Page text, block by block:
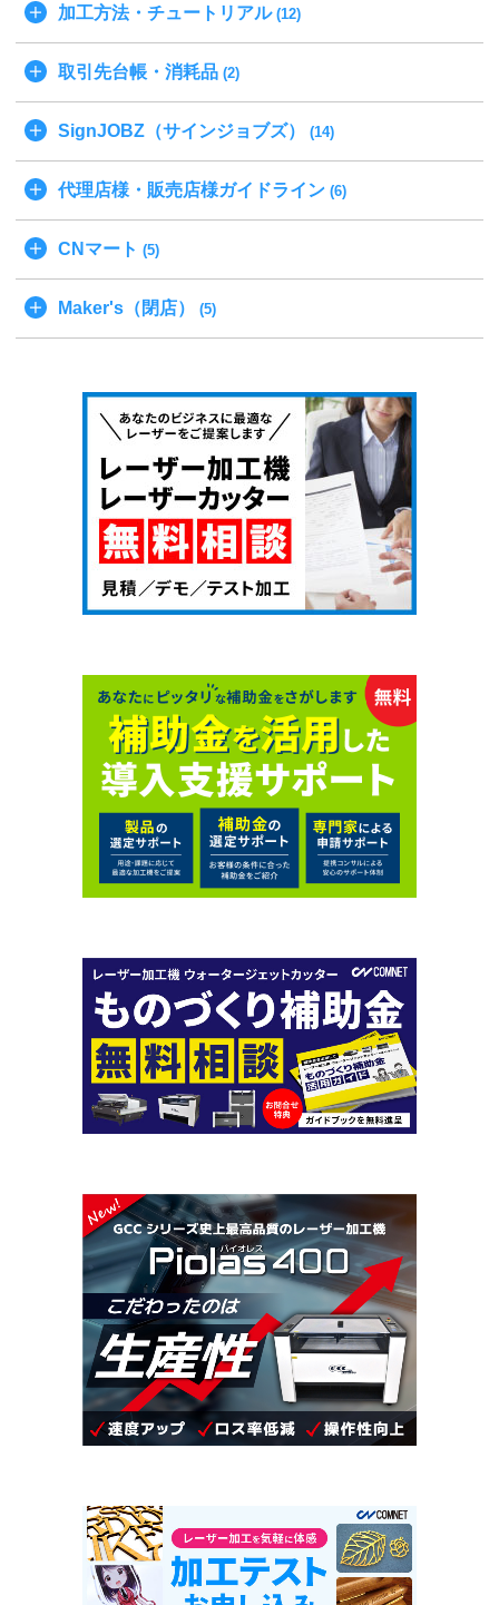
加工方法・チュートリアル(12)
取引先台帳・消耗品 (2)
SignJOBZ（サインジョブズ） (14)
代理店様・販売店様ガイドライン (6)
CNマート (5)
Maker's（閉店） (5)